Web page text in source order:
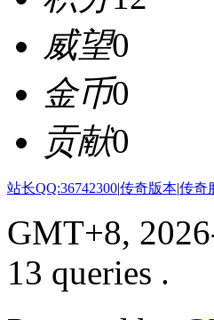
威望0
金币0
贡献0
站长QQ:36742300|传奇版本|传奇
GMT+8,
13 queries .